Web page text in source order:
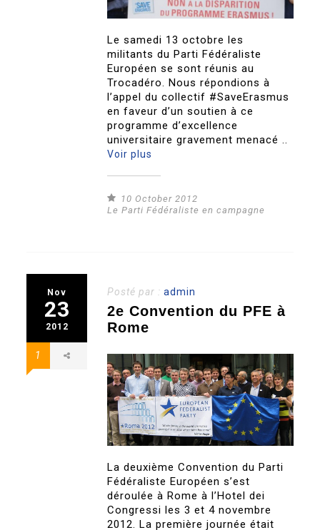
Le samedi 13 octobre les
militants du Parti Fédéraliste
Européen se sont réunis au
Trocadéro. Nous répondions à
l’appel du collectif #SaveErasmus
en faveur d’un soutien à ce
programme d’excellence
universitaire gravement menacé ..
Voir plus
10 October 2012
Le Parti Fédéraliste en campagne
Nov
23
2012
1
Posté par :admin
2e Convention du PFE à
Rome
La deuxième Convention du Parti
Fédéraliste Européen s’est
déroulée à Rome à l’Hotel dei
Congressi les 3 et 4 novembre
2012. La première journée était